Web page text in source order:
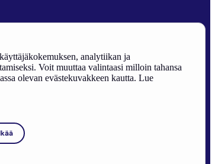
analytiikan ja
Voit muuttaa valintaasi milloin tahansa
olevan evästekuvakkeen kautta. Lue